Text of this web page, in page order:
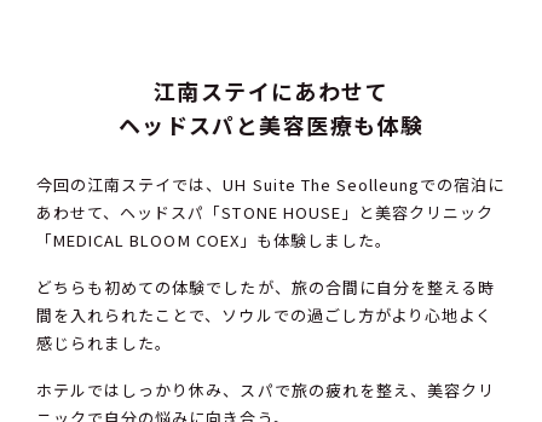
江南ステイにあわせて
ヘッドスパと美容医療も体験
今回の江南ステイでは、UH Suite The Seolleungでの宿泊に
あわせて、ヘッドスパ「STONE HOUSE」と美容クリニック
「MEDICAL BLOOM COEX」も体験しました。
どちらも初めての体験でしたが、旅の合間に自分を整える時
間を入れられたことで、ソウルでの過ごし方がより心地よく
感じられました。
ホテルではしっかり休み、スパで旅の疲れを整え、美容クリ